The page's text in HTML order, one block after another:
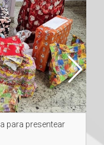
para presentear